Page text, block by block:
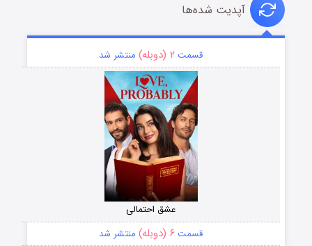
آپدیت شده‌ها
قسمت ۲ (دوبله) منتشر شد
عشق احتمالی
قسمت ۶ (دوبله) منتشر شد